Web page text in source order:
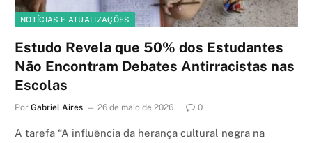
NOTÍCIAS E ATUALIZAÇÕES
Estudo Revela que 50% dos Estudantes
Não Encontram Debates Antirracistas nas
Escolas
Por Gabriel Aires 26 de maio de 2026 0
A tarefa “A influência da herança cultural negra na